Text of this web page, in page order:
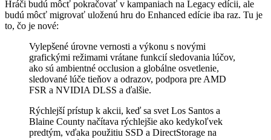
Hráči budú môcť pokračovať v kampaniach na Legacy edícii, ale
budú môcť migrovať uloženú hru do Enhanced edície iba raz. Tu je
to, čo je nové:
Vylepšené úrovne vernosti a výkonu s novými
grafickými režimami vrátane funkcií sledovania lúčov,
ako sú ambientné occlusion a globálne osvetlenie,
sledované lúče tieňov a odrazov, podpora pre AMD
FSR a NVIDIA DLSS a ďalšie.
Rýchlejší prístup k akcii, keď sa svet Los Santos a
Blaine County načítava rýchlejšie ako kedykoľvek
predtým, vďaka použitiu SSD a DirectStorage na